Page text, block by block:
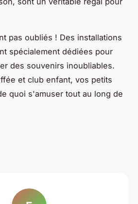
pas oubliés ! Des installations
spécialement dédiées pour
des souvenirs inoubliables.
et club enfant, vos petits
quoi s'amuser tout au long de